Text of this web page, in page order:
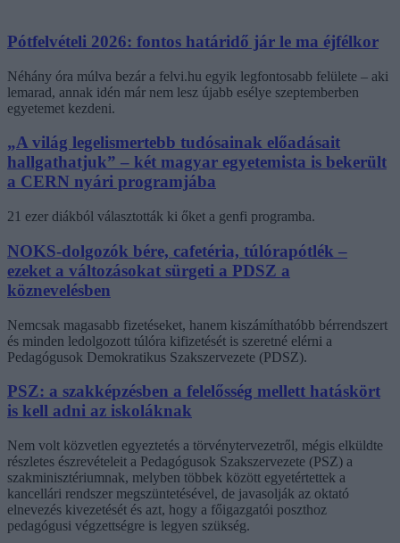
Pótfelvételi 2026: fontos határidő jár le ma éjfélkor
Néhány óra múlva bezár a felvi.hu egyik legfontosabb felülete – aki
lemarad, annak idén már nem lesz újabb esélye szeptemberben
egyetemet kezdeni.
„A világ legelismertebb tudósainak előadásait
hallgathatjuk” – két magyar egyetemista is bekerült
a CERN nyári programjába
21 ezer diákból választották ki őket a genfi programba.
NOKS-dolgozók bére, cafetéria, túlórapótlék –
ezeket a változásokat sürgeti a PDSZ a
köznevelésben
Nemcsak magasabb fizetéseket, hanem kiszámíthatóbb bérrendszert
és minden ledolgozott túlóra kifizetését is szeretné elérni a
Pedagógusok Demokratikus Szakszervezete (PDSZ).
PSZ: a szakképzésben a felelősség mellett hatáskört
is kell adni az iskoláknak
Nem volt közvetlen egyeztetés a törvénytervezetről, mégis elküldte
részletes észrevételeit a Pedagógusok Szakszervezete (PSZ) a
szakminisztériumnak, melyben többek között egyetértettek a
kancellári rendszer megszüntetésével, de javasolják az oktató
elnevezés kivezetését és azt, hogy a főigazgatói poszthoz
pedagógusi végzettségre is legyen szükség.